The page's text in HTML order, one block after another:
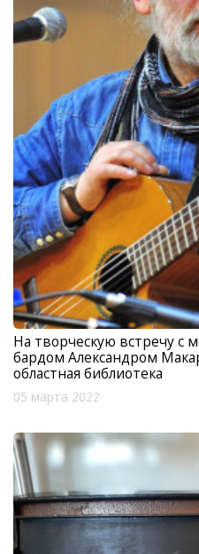
На творческую встречу с
бардом Александром
областная библиотека
05 марта 2022